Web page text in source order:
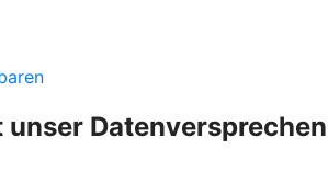
unser Datenversprechen